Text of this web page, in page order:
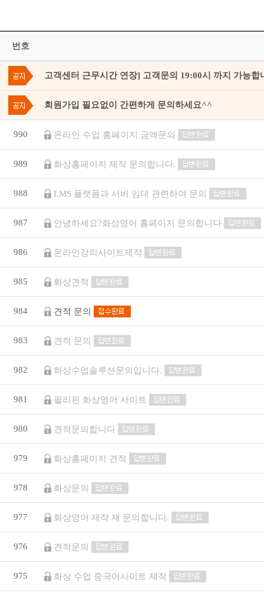
번호
고객센터 근무시간 연장] 고객문의 19:00시 까지 가능합
회원가입 필요없이 간편하게 문의하세요^^
990 온라인 수업 홈페이지 금액문의
989 화상홈페이지 제작 문의합니다.
988 LMS 플랫폼과 서버 임대 관련하여 문의
987 안녕하세요?화상영어 홈페이지 문의합니다
986 온라인강의사이트제작
985 화상견적
984 견적 문의
983 견적 문의
982 화상수업솔루션문의입니다.
981 필리핀 화상영어 사이트
980 견적문의합니다
979 화상홈페이지 견적
978 화상문의
977 화상영어 제작 재 문의합니다.
976 견적문의
975 화상 수업 중국어사이트 제작